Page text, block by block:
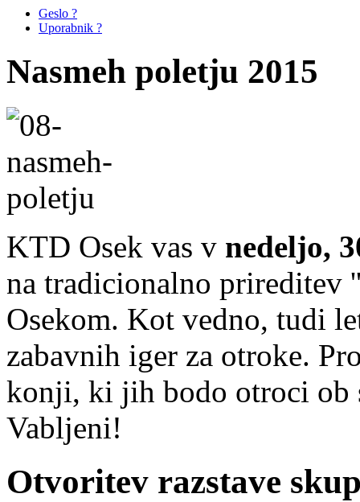
Geslo ?
Uporabnik ?
Nasmeh poletju 2015
KTD Osek vas v nedeljo,
na tradicionalno prireditev
Osekom. Kot vedno, tudi
zabavnih iger za otroke.
konji, ki jih bodo otroci ob
Vabljeni!
Otvoritev razstave